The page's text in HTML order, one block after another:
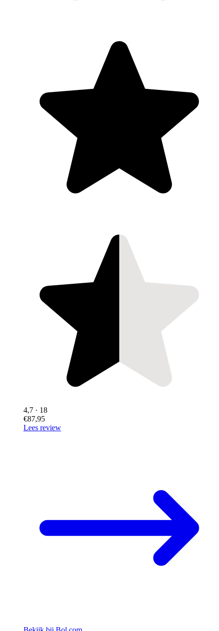
4,7 · 18
€87,95
Lees review